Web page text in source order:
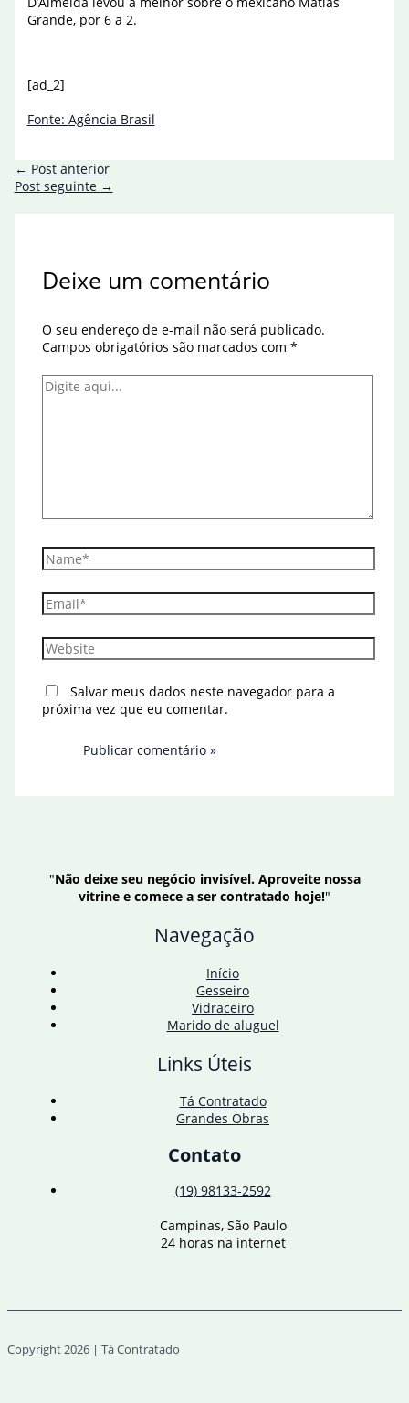
Grande, por 6 a 2.
[ad_2]
Fonte: Agência Brasil
← Post anterior
Post seguinte →
Deixe um comentário
O seu endereço de e-mail não será publicado.
Campos obrigatórios são marcados com *
Digite
Name*
Email*
Website
Salvar meus dados neste navegador para a
próxima vez que eu comentar.
"Não deixe seu negócio invisível. Aproveite nossa
vitrine e comece a ser contratado hoje!"
Navegação
Início
Gesseiro
Vidraceiro
Marido de aluguel
Links Úteis
Tá Contratado
Grandes Obras
Contato
(19) 98133-2592
Campinas, São Paulo
24 horas na internet
Copyright 2026 | Tá Contratado